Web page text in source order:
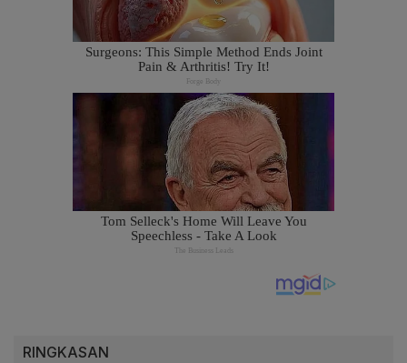
RINGKASAN